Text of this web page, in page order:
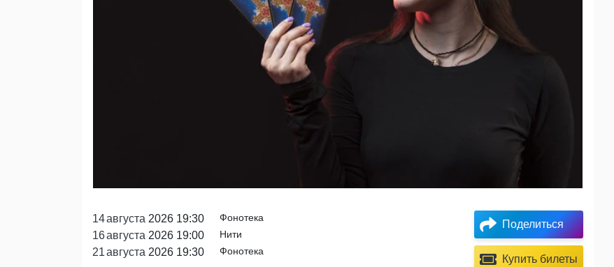
14августа 2026 19:30 Фонотека
16августа 2026 19:00 Нити
21августа 2026 19:30 Фонотека
Поделиться
Купить билеты